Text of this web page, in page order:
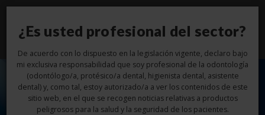
¿Es usted profesional del sector?
De acuerdo con lo dispuesto en la legislación vigente, declaro bajo
mi exclusiva responsabilidad que soy profesional de la odontología
(odontólogo/a, protésico/a dental, higienista dental, asistente
dental) y, como tal, estoy autorizado/a a ver los contenidos de este
sitio web, en el que se recogen noticias relativas a productos
peligrosos para la salud y la seguridad de los pacientes.